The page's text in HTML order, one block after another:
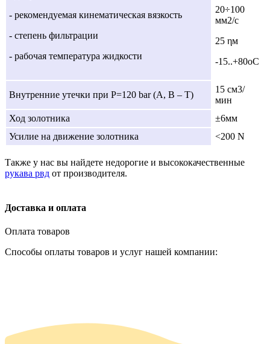
- рекомендуемая кинематическая вязкость
- степень фильтрации
- рабочая температура жидкости
20÷100
мм2/с
25 ηм
-15..+80оС
Внутренние утечки при Р=120 bar (А, В – Т)
15 cм3/
мин
Ход золотника
±6мм
Усилие на движение золотника
<200 N
Также у нас вы найдете недорогие и высококачественные
рукава рвд от производителя.
Доставка и оплата
Оплата товаров
Способы оплаты товаров и услуг нашей компании: